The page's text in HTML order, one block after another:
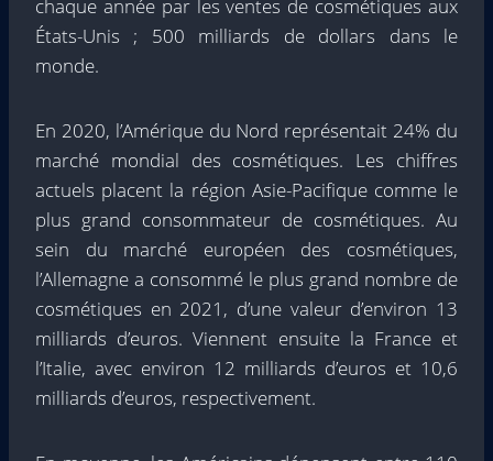
chaque année par les ventes de cosmétiques aux
États-Unis ; 500 milliards de dollars dans le
monde.
En 2020, l’Amérique du Nord représentait 24% du
marché mondial des cosmétiques. Les chiffres
actuels placent la région Asie-Pacifique comme le
plus grand consommateur de cosmétiques. Au
sein du marché européen des cosmétiques,
l’Allemagne a consommé le plus grand nombre de
cosmétiques en 2021, d’une valeur d’environ 13
milliards d’euros. Viennent ensuite la France et
l’Italie, avec environ 12 milliards d’euros et 10,6
milliards d’euros, respectivement.